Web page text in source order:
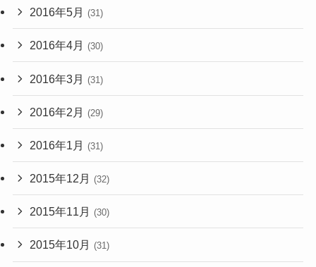
2016年5月 (31)
2016年4月 (30)
2016年3月 (31)
2016年2月 (29)
2016年1月 (31)
2015年12月 (32)
2015年11月 (30)
2015年10月 (31)